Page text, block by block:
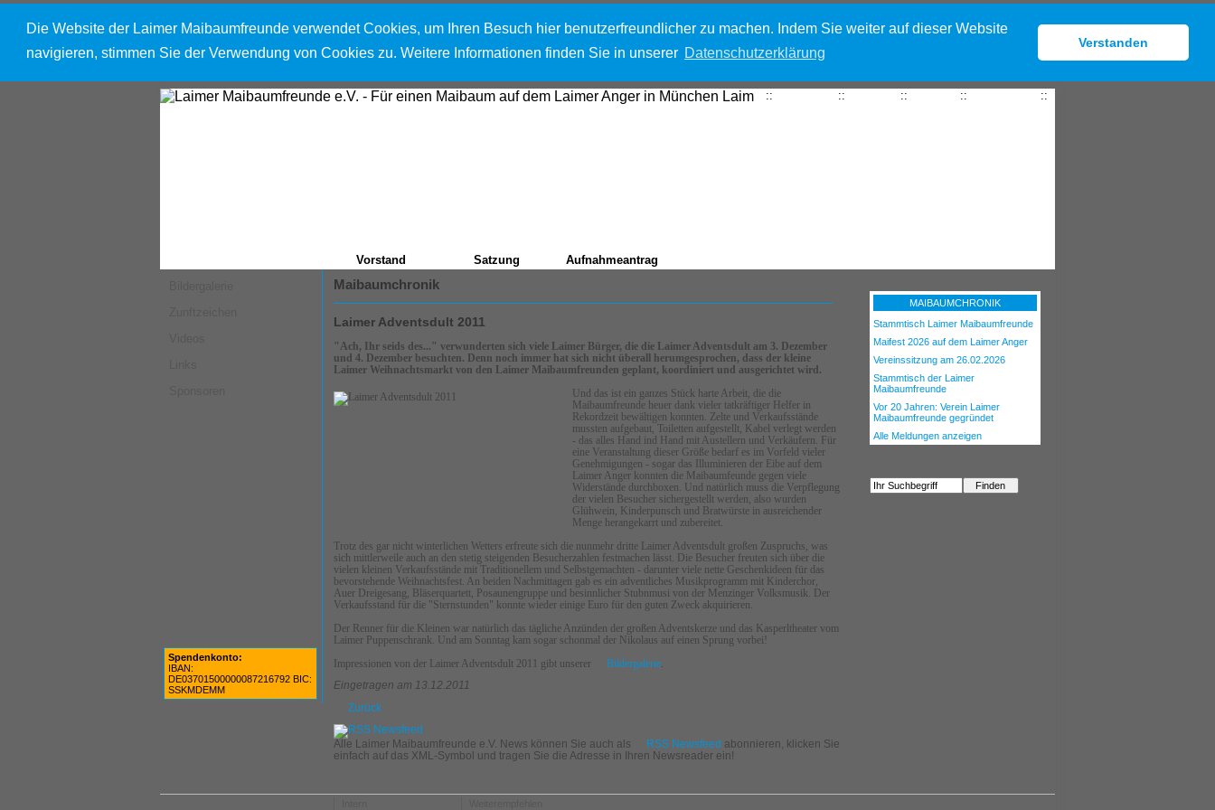
Die Website der Laimer Maibaumfreunde verwendet Cookies, um Ihren Besuch hier benutzerfreundlicher zu machen. Indem Sie weiter auf dieser Website
navigieren, stimmen Sie der Verwendung von Cookies zu. Weitere Informationen finden Sie in unserer Datenschutzerklärung
Verstanden
:: :: :: :: ::
Vorstand Satzung
Aufnahmeantrag
Spendenkonto:
IBAN:
DE03701500000087216792 BIC:
SSKMDEMM
Maibaumchronik
Laimer Adventsdult 2011
"Ach, Ihr seids des..." verwunderten sich viele Laimer Bürger, die die Laimer Adventsdult am 3. Dezember
und 4. Dezember besuchten. Denn noch immer hat sich nicht überall herumgesprochen, dass der kleine
Laimer Weihnachtsmarkt von den Laimer Maibaumfreunden geplant, koordiniert und ausgerichtet wird.
Und das ist ein ganzes Stück harte Arbeit, die die
Maibaumfreunde heuer dank vieler tatkräftiger Helfer in
Rekordzeit bewältigen konnten. Zelte und Verkaufsstände
mussten aufgebaut, Toiletten aufgestellt, Kabel verlegt werden
- das alles Hand ind Hand mit Austellern und Verkäufern. Für
eine Veranstaltung dieser Größe bedarf es im Vorfeld vieler
Genehmigungen - sogar das Illuminieren der Eibe auf dem
Laimer Anger konnten die Maibaumfeunde gegen viele
Widerstände durchboxen. Und natürlich muss die Verpflegung
der vielen Besucher sichergestellt werden, also wurden
Glühwein, Kinderpunsch und Bratwürste in ausreichender
Menge herangekarrt und zubereitet.
Trotz des gar nicht winterlichen Wetters erfreute sich die nunmehr dritte Laimer Adventsdult großen Zuspruchs, was
sich mittlerweile auch an den stetig steigenden Besucherzahlen festmachen lässt. Die Besucher freuten sich über die
vielen kleinen Verkaufsstände mit Traditionellem und Selbstgemachten - darunter viele nette Geschenkideen für das
bevorstehende Weihnachtsfest. An beiden Nachmittagen gab es ein adventliches Musikprogramm mit Kinderchor,
Auer Dreigesang, Bläserquartett, Posaunengruppe und besinnlicher Stubnmusi von der Menzinger Volksmusik. Der
Verkaufsstand für die "Sternstunden" konnte wieder einige Euro für den guten Zweck akquirieren.
Der Renner für die Kleinen war natürlich das tägliche Anzünden der großen Adventskerze und das Kasperltheater vom
Laimer Puppenschrank. Und am Sonntag kam sogar schonmal der Nikolaus auf einen Sprung vorbei!
Impressionen von der Laimer Adventsdult 2011 gibt unserer Bildergalerie
Eingetragen am 13.12.2011
Zurück
Alle Laimer Maibaumfreunde e.V. News können Sie auch als RSS Newsfeed abonnieren, klicken Sie
einfach auf das XML-Symbol und tragen Sie die Adresse in Ihren Newsreader ein!
MAIBAUMCHRONIK
Stammtisch Laimer Maibaumfreunde
Maifest 2026 auf dem Laimer Anger
Vereinssitzung am 26.02.2026
Stammtisch der Laimer
Maibaumfreunde
Vor 20 Jahren: Verein Laimer
Maibaumfreunde gegründet
Alle Meldungen anzeigen